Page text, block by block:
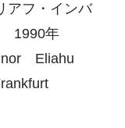
アフ・インバ
1990年
Eliahu